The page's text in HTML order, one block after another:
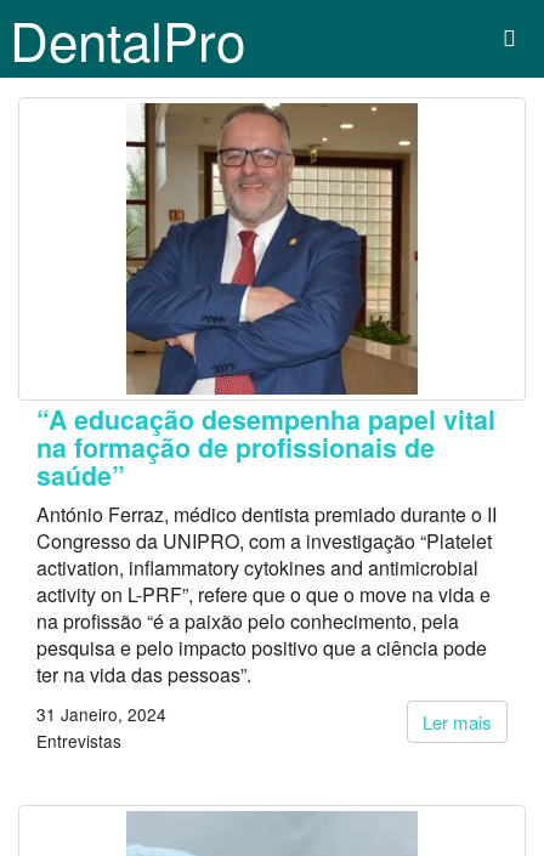
DentalPro
“A educação desempenha papel vital
na formação de profissionais de
saúde”
António Ferraz, médico dentista premiado durante o II
Congresso da UNIPRO, com a investigação “Platelet
activation, inflammatory cytokines and antimicrobial
activity on L-PRF”, refere que o que o move na vida e
na profissão “é a paixão pelo conhecimento, pela
pesquisa e pelo impacto positivo que a ciência pode
ter na vida das pessoas”.
Ler mais
31 Janeiro, 2024
Entrevistas